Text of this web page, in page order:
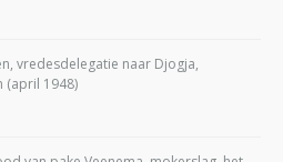
vredesdelegatie naar Djogja,
(april 1948)